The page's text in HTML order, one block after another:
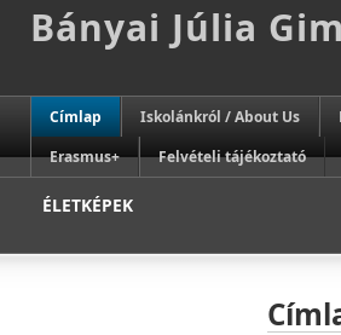
Bányai Júlia
Címlap Iskolánkról / About Us
Erasmus+
Felvételi tájékoztató
ÉLETKÉPEK